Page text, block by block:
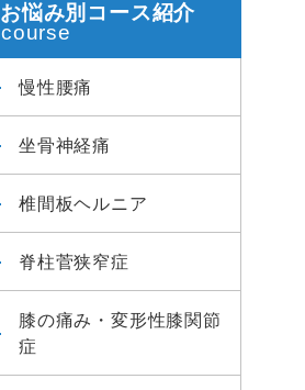
お悩み別コース紹介
慢性腰痛
坐骨神経痛
椎間板ヘルニア
脊柱菅狭窄症
膝の痛み・変形性膝関節
症